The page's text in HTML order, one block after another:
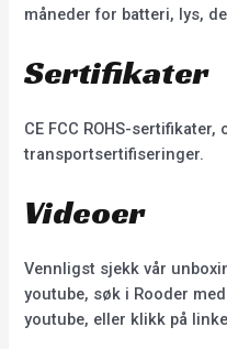
måneder for batteri, lys,
Sertifikater
CE FCC ROHS-sertifikater,
transportsertifiseringer.
Videoer
Vennligst sjekk vår
youtube, søk i Rooder
youtube, eller klikk på